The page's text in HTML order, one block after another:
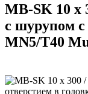
MB-SK 10 x
с шурупом с
MN5/T40